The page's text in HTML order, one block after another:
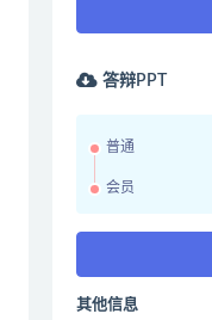
答辩PPT
普通
会员
其他信息